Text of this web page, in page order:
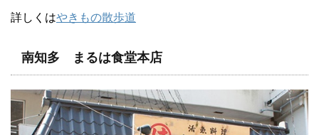
詳しくはやきもの散歩道
南知多 まるは食堂本店